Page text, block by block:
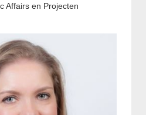
Affairs en Projecten